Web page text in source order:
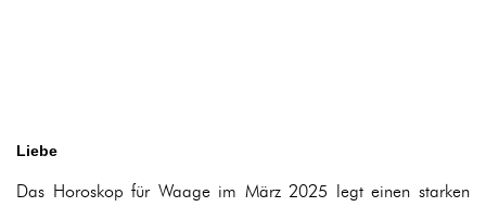
Liebe
Das Horoskop für Waage im März 2025 legt einen starken